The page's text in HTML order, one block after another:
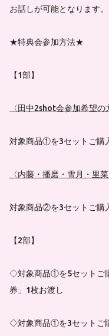
お話しが可能となります。
★特典会参加方法★
【1部】
〈田中2shot会参加希望の
対象商品①を3セットご購
〈内藤・播磨・雪月・里
対象商品②を3セットご購
【2部】
◇対象商品①を5セットご
券」1枚お渡し
◇対象商品①を3セットご